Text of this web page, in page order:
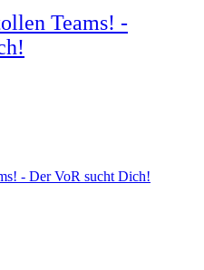
Teams! -
- Der VoR sucht Dich!